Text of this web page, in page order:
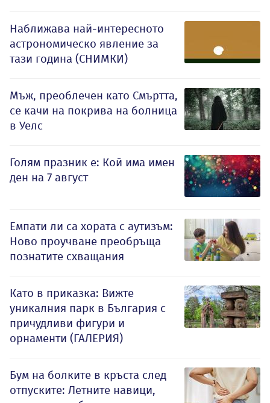
Наближава най-интересното
астрономическо явление за
тази година (СНИМКИ)
Мъж, преоблечен като Смъртта,
се качи на покрива на болница
в Уелс
Голям празник е: Кой има имен
ден на 7 август
Емпати ли са хората с аутизъм:
Ново проучване преобръща
познатите схващания
Като в приказка: Вижте
уникалния парк в България с
причудливи фигури и
орнаменти (ГАЛЕРИЯ)
Бум на болките в кръста след
отпуските: Летните навици,